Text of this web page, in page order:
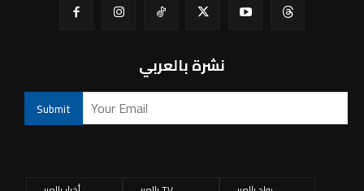
نشرة بالعربي